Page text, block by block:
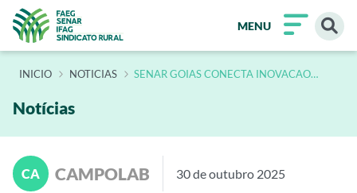
MENU
INÍCIO NOTICIAS SENAR GOIAS CONECTA INOVACAO
Notícias
CA CAMPOLAB 30 de outubro 2025